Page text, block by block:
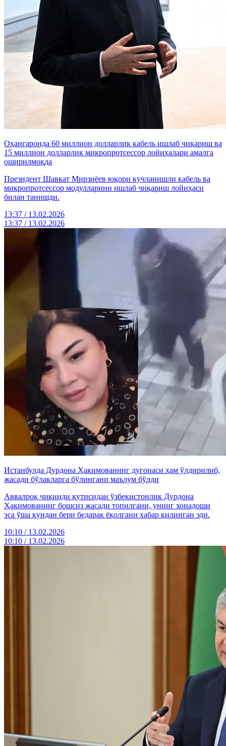
Оҳангаронда 60 миллион долларлик кабель ишлаб чиқариш ва
15 миллион долларлик микропротсессор лойиҳалари амалга
оширилмоқда
Президент Шавкат Мирзиёев юқори кучланишли кабель ва
микропротсессор модулларини ишлаб чиқариш лойиҳаси
билан танишди.
13:37 / 13.02.2026
13:37 / 13.02.2026
Истанбулда Дурдона Ҳакимованинг дугонаси ҳам ўлдирилиб,
жасади бўлакларга бўлингани маълум бўлди
Аввалроқ чиқинди қутисидан ўзбекистонлик Дурдона
Ҳакимованинг бошсиз жасади топилгани, унинг хонадоши
эса ўша кундан бери бедарак ёқолгани хабар қилинган эди.
10:10 / 13.02.2026
10:10 / 13.02.2026